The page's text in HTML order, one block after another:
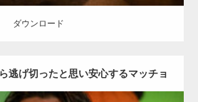
ダウンロード
逃げ切ったと思い安心するマッチョ